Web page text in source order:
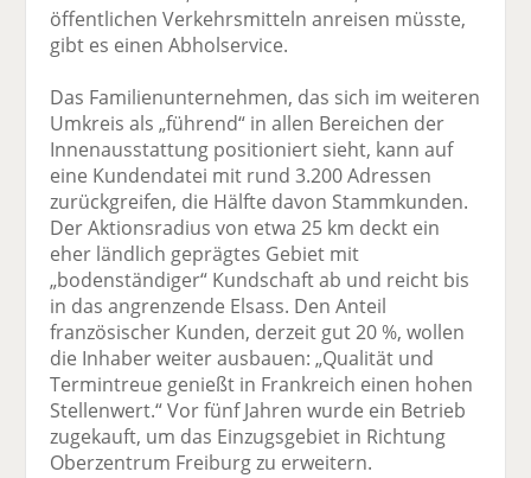
öffentlichen Verkehrsmitteln anreisen müsste,
gibt es einen Abholservice.
Das Familienunternehmen, das sich im weiteren
Umkreis als „führend“ in allen Bereichen der
Innenausstattung positioniert sieht, kann auf
eine Kundendatei mit rund 3.200 Adressen
zurückgreifen, die Hälfte davon Stammkunden.
Der Aktionsradius von etwa 25 km deckt ein
eher ländlich geprägtes Gebiet mit
„bodenständiger“ Kundschaft ab und reicht bis
in das angrenzende Elsass. Den Anteil
französischer Kunden, derzeit gut 20 %, wollen
die Inhaber weiter ausbauen: „Qualität und
Termintreue genießt in Frankreich einen hohen
Stellenwert.“ Vor fünf Jahren wurde ein Betrieb
zugekauft, um das Einzugsgebiet in Richtung
Oberzentrum Freiburg zu erweitern.